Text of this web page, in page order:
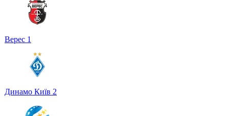
Верес 1
Динамо Київ 2